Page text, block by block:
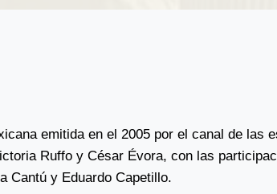
emitida en el 2005 por el canal de las
Ruffo y César Évora, con las
Cantú y Eduardo Capetillo.